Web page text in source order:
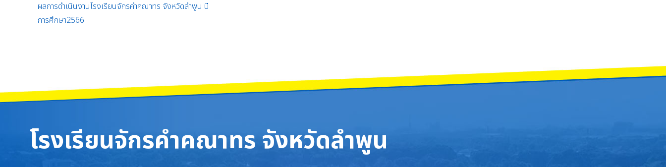
ผลการดำเนินงานโรงเรียนจักรคำคณาทร จังหวัดลำพูน ปี
การศึกษา2566
โรงเรียนจักรคำคณาทร จังหวัดลำพูน